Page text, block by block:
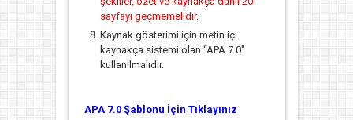
sayfayı geçmemelidir.
Kaynak gösterimi için metin içi
kaynakça sistemi olan “APA 7.0″
kullanılmalıdır.
APA 7.0 Şablonu İçin Tıklayınız